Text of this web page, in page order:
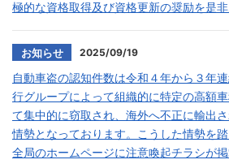
極的な資格取得及び資格更新の奨励を是非
2025/09/19
お知らせ
自動車盗の認知件数は令和４年から３年
行グループによって組織的に特定の高額
て集中的に窃取され、海外へ不正に輸出
情勢となっております。こうした情勢を
全局のホームページに注意喚起チラシが